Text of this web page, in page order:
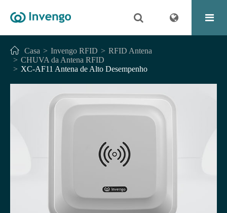
Casa Invengo RFID
RFID Antena
CHUVA da Antena RFID
XC-AF11 Antena de Alto Desempenho